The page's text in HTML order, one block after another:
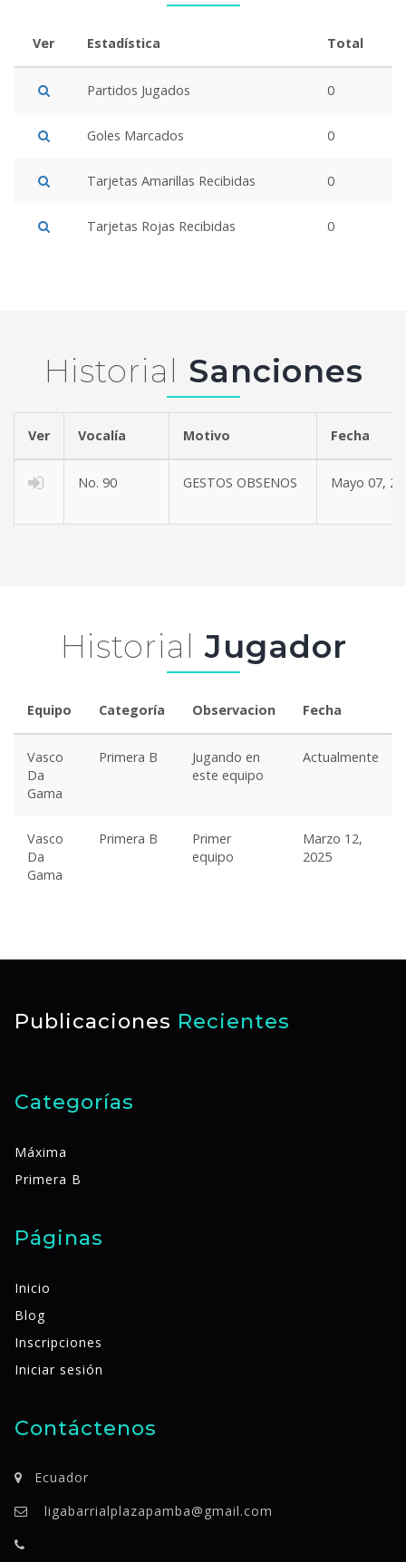
Ver Estadística Total
Partidos Jugados 0
Goles Marcados 0
Tarjetas Amarillas Recibidas 0
Tarjetas Rojas Recibidas 0
Historial Sanciones
Ver Vocalía Motivo
No. 90 GESTOS OBSENOS Mayo 07,
Historial Jugador
Equipo Categoría Observacion Fecha
Vasco
Da
Gama
Primera B
Jugando en
este equipo
Actualmente
Vasco
Da
Gama
Primera B
Primer
equipo
Marzo 12,
2025
Publicaciones Recientes
Categorías
Máxima
Primera B
Páginas
Inicio
Blog
Inscripciones
Iniciar sesión
Contáctenos
Ecuador
ligabarrialplazapamba@gmail.com